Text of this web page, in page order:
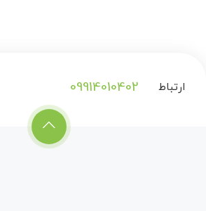
ارتباط 09914010402